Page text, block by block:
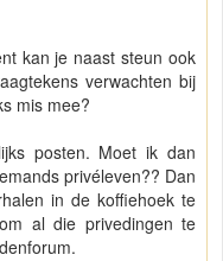
kan je naast steun ook
verwachten bij
mis mee?
posten. Moet ik dan
privéleven?? Dan
in de koffiehoek te
al die privedingen te